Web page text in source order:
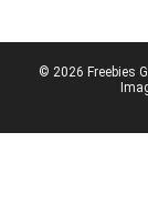
© 2026 Freebies